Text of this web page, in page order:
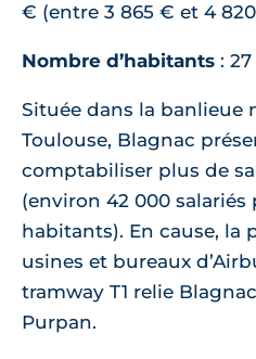
€ (entre 3 865 € et 4
Nombre d’habitants :
Située dans la banlieue
Toulouse, Blagnac
comptabiliser plus de
(environ 42 000 salariés
habitants). En cause, la
usines et bureaux
tramway T1 relie
Purpan.